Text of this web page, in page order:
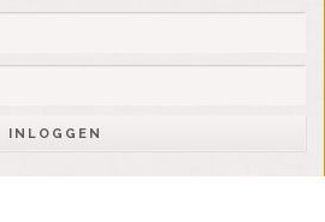
INLOGGEN